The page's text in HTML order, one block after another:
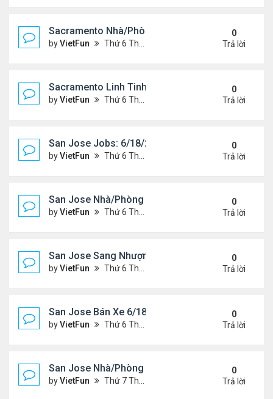
Sacramento Nhà/Phòng 6/18/21- 6/25/21
byVietFun Thứ 6 Tháng 6 18, 2021 2:04 pm
0
Trả lời
Sacramento Linh Tinh 6/18/21- 6/25/21
byVietFun Thứ 6 Tháng 6 18, 2021 2:02 pm
0
Trả lời
San Jose Jobs: 6/18/21- 6/25/2021
byVietFun Thứ 6 Tháng 6 18, 2021 1:58 pm
0
Trả lời
San Jose Nhà/Phòng 6/18/21- 6/25/21
byVietFun Thứ 6 Tháng 6 18, 2021 1:56 pm
0
Trả lời
San Jose Sang Nhượng 6/18/21- 6/25/21
byVietFun Thứ 6 Tháng 6 18, 2021 1:54 pm
0
Trả lời
San Jose Bán Xe 6/18/21 - 6/25/21
byVietFun Thứ 6 Tháng 6 18, 2021 1:53 pm
0
Trả lời
San Jose Nhà/Phòng 6/11/21- 6/18/21
byVietFun Thứ 7 Tháng 6 12, 2021 10:29 am
0
Trả lời